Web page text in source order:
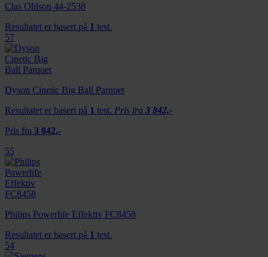
Clas Ohlson 44-2538
Resultatet er basert på 1 test.
57
Dyson Cinetic Big Ball Parquet
Resultatet er basert på 1 test. Pris fra 3 842,-
Pris fra 3 842,-
55
Philips Powerlife Effektiv FC8458
Resultatet er basert på 1 test.
54